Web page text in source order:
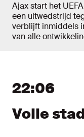
Ajax start het
een uitwedstrijd
verblijft inmiddels
van alle
22:06
Volle